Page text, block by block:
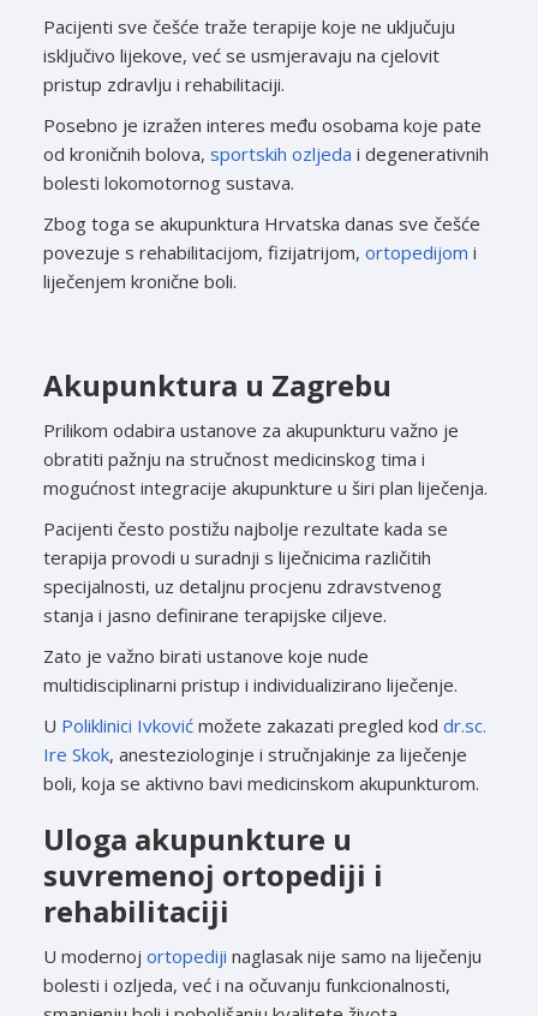
Pacijenti sve češće traže terapije koje ne uključuju
isključivo lijekove, već se usmjeravaju na cjelovit
pristup zdravlju i rehabilitaciji.
Posebno je izražen interes među osobama koje pate
od kroničnih bolova, sportskih ozljeda i degenerativnih
bolesti lokomotornog sustava.
Zbog toga se akupunktura Hrvatska danas sve češće
povezuje s rehabilitacijom, fizijatrijom, ortopedijom i
liječenjem kronične boli.
Akupunktura u Zagrebu
Prilikom odabira ustanove za akupunkturu važno je
obratiti pažnju na stručnost medicinskog tima i
mogućnost integracije akupunkture u širi plan liječenja.
Pacijenti često postižu najbolje rezultate kada se
terapija provodi u suradnji s liječnicima različitih
specijalnosti, uz detaljnu procjenu zdravstvenog
stanja i jasno definirane terapijske ciljeve.
Zato je važno birati ustanove koje nude
multidisciplinarni pristup i individualizirano liječenje.
U Poliklinici Ivković možete zakazati pregled kod dr.sc.
Ire Skok, anesteziologinje i stručnjakinje za liječenje
boli, koja se aktivno bavi medicinskom akupunkturom.
Uloga akupunkture u
suvremenoj ortopediji i
rehabilitaciji
U modernoj ortopediji naglasak nije samo na liječenju
bolesti i ozljeda, već i na očuvanju funkcionalnosti,